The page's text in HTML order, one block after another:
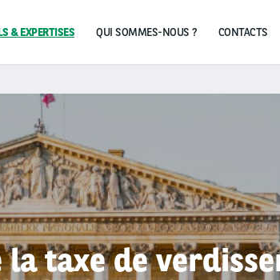
& EXPERTISES QUI SOMMES-NOUS ?‏‎ CONTACTS
taxe de